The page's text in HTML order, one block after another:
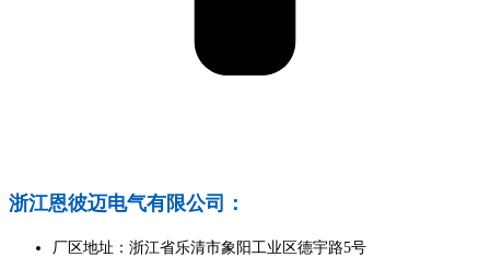
浙江恩彼迈电气有限公司：
厂区地址：浙江省乐清市象阳工业区德宇路5号